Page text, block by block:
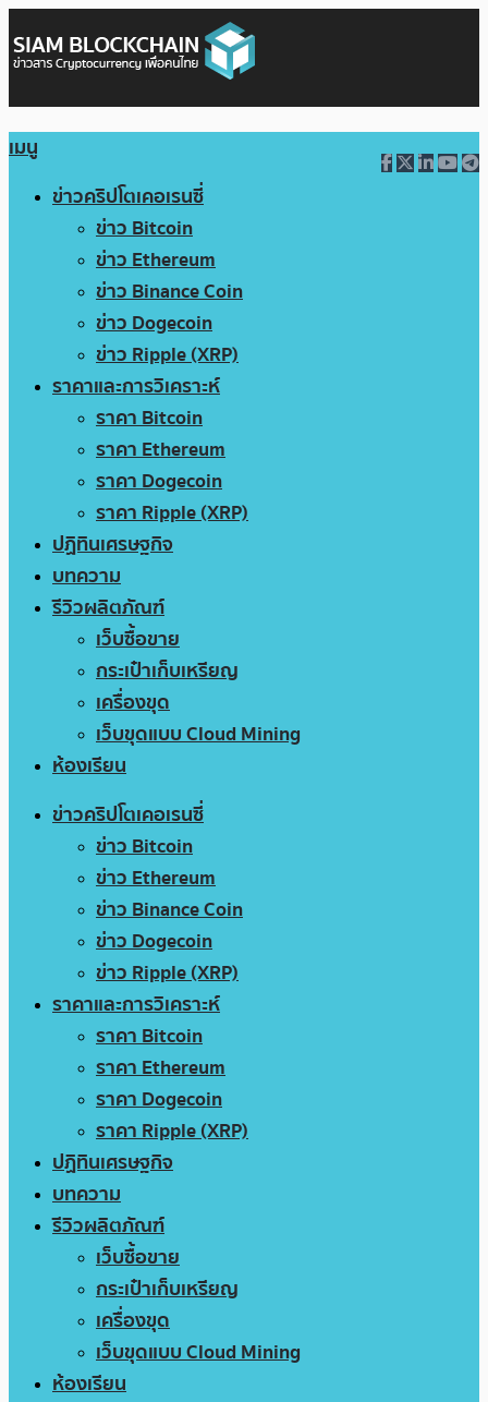
เมนู
ข่าวคริปโตเคอเรนซี่
ข่าว Bitcoin
ข่าว Ethereum
ข่าว Binance Coin
ข่าว Dogecoin
ข่าว Ripple (XRP)
ราคาและการวิเคราะห์
ราคา Bitcoin
ราคา Ethereum
ราคา Dogecoin
ราคา Ripple (XRP)
ปฏิทินเศรษฐกิจ
บทความ
รีวิวผลิตภัณฑ์
เว็บซื้อขาย
กระเป๋าเก็บเหรียญ
เครื่องขุด
เว็บขุดแบบ Cloud Mining
ห้องเรียน
ข่าวคริปโตเคอเรนซี่
ข่าว Bitcoin
ข่าว Ethereum
ข่าว Binance Coin
ข่าว Dogecoin
ข่าว Ripple (XRP)
ราคาและการวิเคราะห์
ราคา Bitcoin
ราคา Ethereum
ราคา Dogecoin
ราคา Ripple (XRP)
ปฏิทินเศรษฐกิจ
บทความ
รีวิวผลิตภัณฑ์
เว็บซื้อขาย
กระเป๋าเก็บเหรียญ
เครื่องขุด
เว็บขุดแบบ Cloud Mining
ห้องเรียน